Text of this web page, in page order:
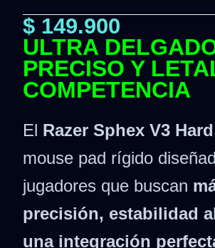
$ 149.900
ULTRA
PRECISO Y
COMPETENCIA
El Razer Sphex V3
mouse pad rígido
jugadores que buscan
precisión, estabilidad
una integración